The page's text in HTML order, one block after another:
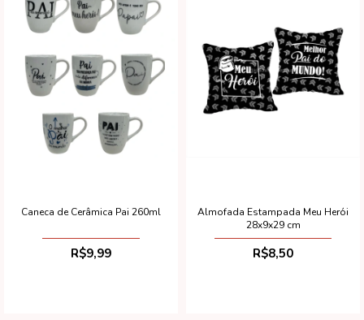
Caneca de Cerâmica Pai 260ml
R$9,99
Almofada Estampada Meu Herói
28x9x29 cm
R$8,50